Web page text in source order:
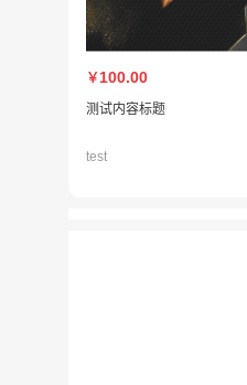
￥ 100.00
测试内容标题
test